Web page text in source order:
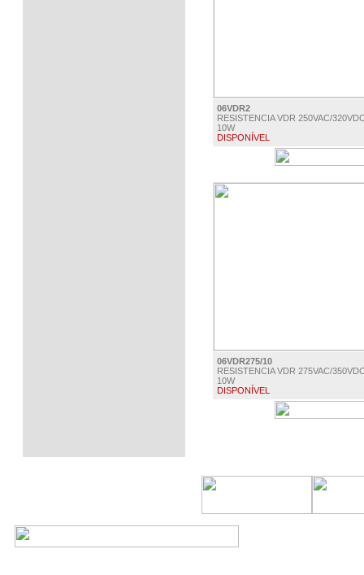
06VDR2
RESISTENCIA VDR 250VAC/
10W
DISPONÍVEL
06VDR275/10
RESISTENCIA VDR 275VAC/
10W
DISPONÍVEL